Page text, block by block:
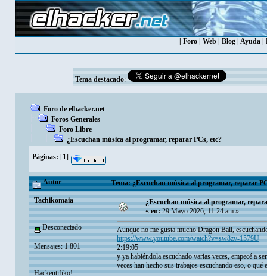
Foro Web Blog Ayuda
Tema destacado:
Foro de elhacker.net
Foros Generales
Foro Libre
¿Escuchan música al programar, reparar PCs, etc?
Páginas: [1]
Autor Tema: ¿Escuchan música al programar, reparar
Tachikomaia
Desconectado
Mensajes: 1.801
Hackentifiko!
¿Escuchan música al programar,
«en:29 Mayo 2026, 11:24 am »
Aunque no me gusta mucho Dragon Ball,
https://www.youtube.com/watch?v=sw8zv-1579U
2:19:05
y ya habiéndola escuchado varias veces, empecé a
veces han hecho sus trabajos escuchando eso, o